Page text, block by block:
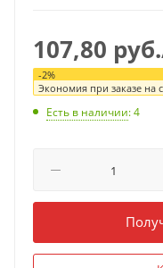
107,80 руб.
-2%
Экономия при заказе на
Есть в наличии: 4